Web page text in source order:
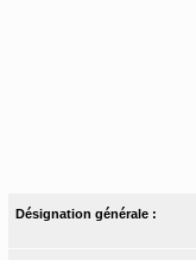
Désignation générale :